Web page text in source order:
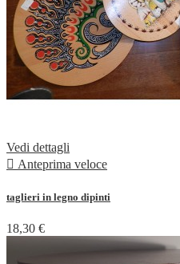
Vedi dettagli
 Anteprima veloce
taglieri in legno dipinti
18,30 €